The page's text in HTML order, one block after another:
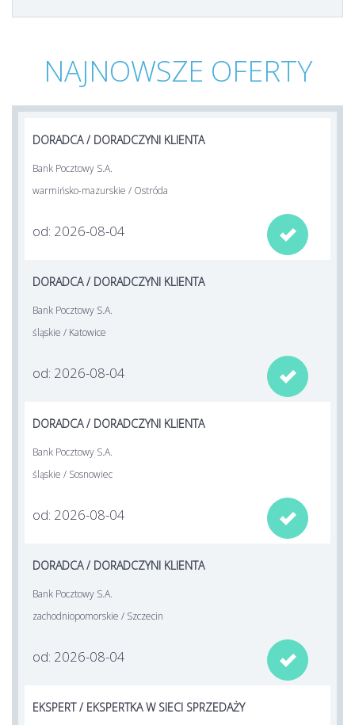
NAJNOWSZE OFERTY
DORADCA / DORADCZYNI KLIENTA
Bank Pocztowy S.A.
warmińsko-mazurskie / Ostróda
od: 2026-08-04 
DORADCA / DORADCZYNI KLIENTA
Bank Pocztowy S.A.
śląskie / Katowice
od: 2026-08-04 
DORADCA / DORADCZYNI KLIENTA
Bank Pocztowy S.A.
śląskie / Sosnowiec
od: 2026-08-04 
DORADCA / DORADCZYNI KLIENTA
Bank Pocztowy S.A.
zachodniopomorskie / Szczecin
od: 2026-08-04 
EKSPERT / EKSPERTKA W SIECI SPRZEDAŻY